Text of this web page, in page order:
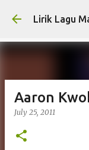
Lirik Lagu
Aaron
July 25, 2011